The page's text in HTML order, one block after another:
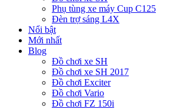
Phụ tùng xe máy Cup C125
Đèn trợ sáng L4X
Nổi bật
Mới nhất
Blog
Đồ chơi xe SH
Đồ chơi xe SH 2017
Đồ chơi Exciter
Đồ chơi Vario
Đồ chơi FZ 150i